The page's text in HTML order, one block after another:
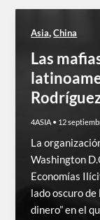
Asia,China
Las
4ASIA • 12
La
Washington
Economías
lado oscuro
dinero” en el